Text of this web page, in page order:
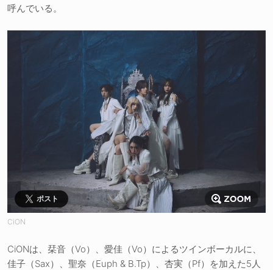
呼んでいる。
ポスト
CiON
CiONは、栞音（Vo）、愛佳（Vo）によるツインボーカルに、
佳子（Sax）、聖奈（Euph & B.Tp）、杏実（Pf）を加えた5人